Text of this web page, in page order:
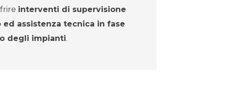
interventi di supervisione
assistenza tecnica in fase
degli impianti.